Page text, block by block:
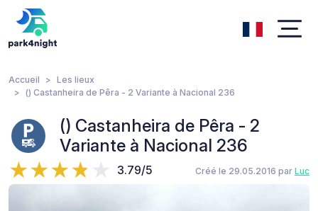
Accueil
Les lieux
() Castanheira de Pêra - 2 Variante à Nacional 236
() Castanheira de Pêra - 2
Variante à Nacional 236
3.79/5 Créé le 29.05.2016 par Luc